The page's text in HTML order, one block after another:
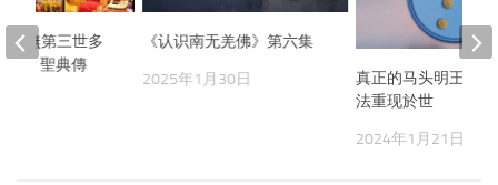
《认识南无羌佛》第六集
2025年1月30日
真正的马头明王水
法重现於世
2024年1月21日
南無第三世多
法會 聖典傳